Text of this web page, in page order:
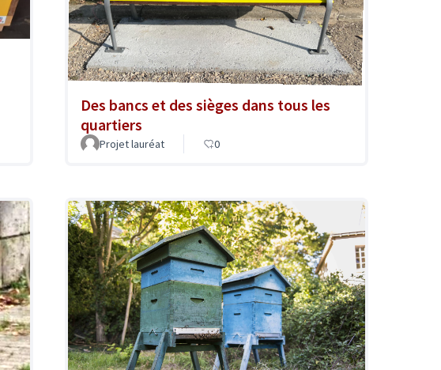
Des bancs et des sièges dans tous les
quartiers
Projet lauréat 0